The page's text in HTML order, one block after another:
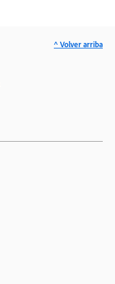
^ Volver arriba